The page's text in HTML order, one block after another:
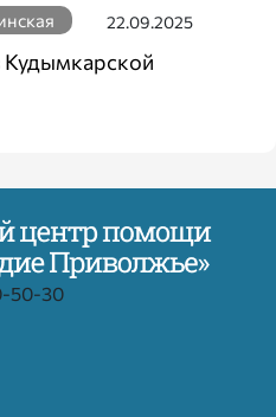
22.09.2025
Кудымкарской
50-30